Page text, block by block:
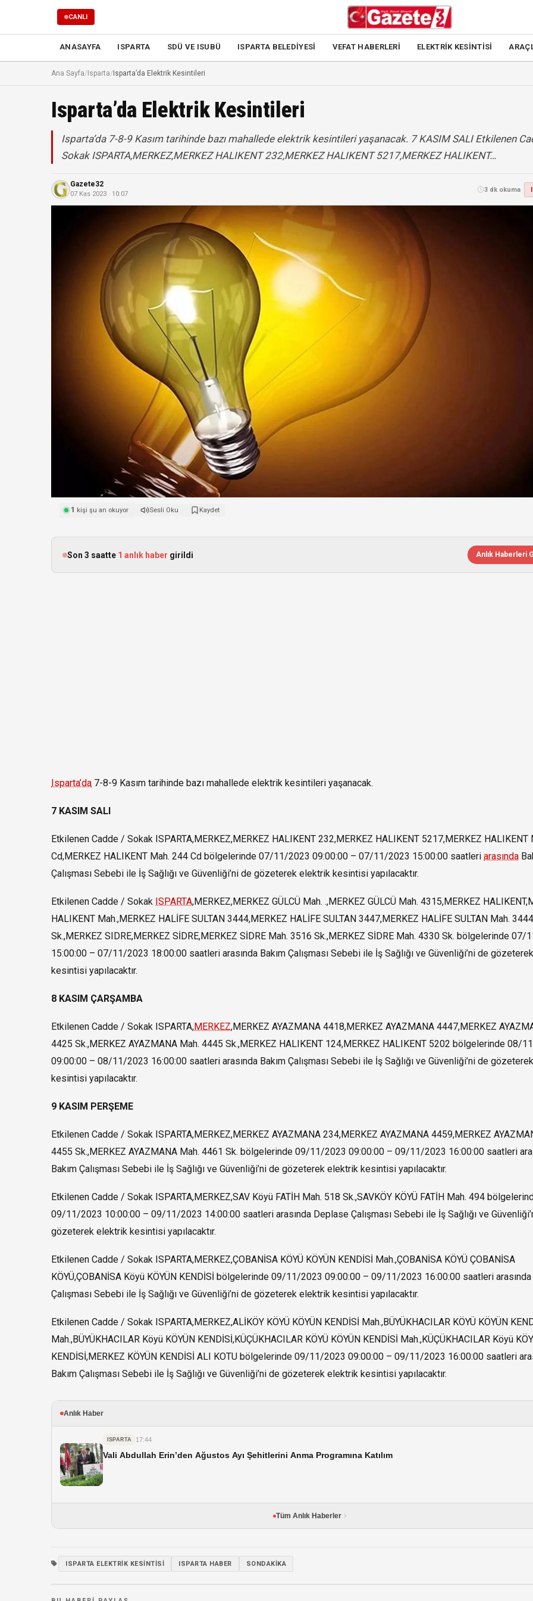
TVCANLI
ANASAYFA ISPARTA SDÜ VE ISUBÜ ISPARTA BELEDİYESİ VEFAT HABERLERİ ELEKTRİK KESİNTİSİ
Ana Sayfa/ Isparta/ Isparta’da Elektrik Kesintileri
Isparta’da Elektrik Kesintileri
Isparta’da 7-8-9 Kasım tarihinde bazı mahallede elektrik kesintileri yaşanacak. 7 KASIM SALI Etkilenen
Sokak ISPARTA,MERKEZ,MERKEZ HALIKENT 232,MERKEZ HALIKENT 5217,MERKEZ HALIKENT…
Gazete32
07 Kas 2023 · 10:07
3 dk okuma
1 kişi şu an okuyor Sesli Oku Kaydet
Son 3 saatte 1 anlık haber girildi Anlık Haberleri
Isparta’da 7-8-9 Kasım tarihinde bazı mahallede elektrik kesintileri yaşanacak.
7 KASIM SALI
Etkilenen Cadde / Sokak ISPARTA,MERKEZ,MERKEZ HALIKENT 232,MERKEZ HALIKENT 5217,MERKEZ HALIKENT
Cd,MERKEZ HALIKENT Mah. 244 Cd bölgelerinde 07/11/2023 09:00:00 – 07/11/2023 15:00:00 saatleri arasında
Çalışması Sebebi ile İş Sağlığı ve Güvenliği’ni de gözeterek elektrik kesintisi yapılacaktır.
Etkilenen Cadde / Sokak ISPARTA,MERKEZ,MERKEZ GÜLCÜ Mah. .,MERKEZ GÜLCÜ Mah. 4315,MERKEZ
HALIKENT Mah.,MERKEZ HALİFE SULTAN 3444,MERKEZ HALİFE SULTAN 3447,MERKEZ HALİFE SULTAN Mah. 3444
Sk.,MERKEZ SIDRE,MERKEZ SİDRE,MERKEZ SİDRE Mah. 3516 Sk.,MERKEZ SİDRE Mah. 4330 Sk. bölgelerinde 07/
15:00:00 – 07/11/2023 18:00:00 saatleri arasında Bakım Çalışması Sebebi ile İş Sağlığı ve Güvenliği’ni de
kesintisi yapılacaktır.
8 KASIM ÇARŞAMBA
Etkilenen Cadde / Sokak ISPARTA,MERKEZ,MERKEZ AYAZMANA 4418,MERKEZ AYAZMANA 4447,MERKEZ
4425 Sk.,MERKEZ AYAZMANA Mah. 4445 Sk.,MERKEZ HALIKENT 124,MERKEZ HALIKENT 5202 bölgelerinde 08/
09:00:00 – 08/11/2023 16:00:00 saatleri arasında Bakım Çalışması Sebebi ile İş Sağlığı ve Güvenliği’ni de
kesintisi yapılacaktır.
9 KASIM PERŞEME
Etkilenen Cadde / Sokak ISPARTA,MERKEZ,MERKEZ AYAZMANA 234,MERKEZ AYAZMANA 4459,MERKEZ
4455 Sk.,MERKEZ AYAZMANA Mah. 4461 Sk. bölgelerinde 09/11/2023 09:00:00 – 09/11/2023 16:00:00 saatleri
Bakım Çalışması Sebebi ile İş Sağlığı ve Güvenliği’ni de gözeterek elektrik kesintisi yapılacaktır.
Etkilenen Cadde / Sokak ISPARTA,MERKEZ,SAV Köyü FATİH Mah. 518 Sk.,SAVKÖY KÖYÜ FATİH Mah. 494
09/11/2023 10:00:00 – 09/11/2023 14:00:00 saatleri arasında Deplase Çalışması Sebebi ile İş Sağlığı ve
gözeterek elektrik kesintisi yapılacaktır.
Etkilenen Cadde / Sokak ISPARTA,MERKEZ,ÇOBANİSA KÖYÜ KÖYÜN KENDİSİ Mah.,ÇOBANİSA KÖYÜ ÇOBANİSA
KÖYÜ,ÇOBANİSA Köyü KÖYÜN KENDİSİ bölgelerinde 09/11/2023 09:00:00 – 09/11/2023 16:00:00 saatleri arasında
Çalışması Sebebi ile İş Sağlığı ve Güvenliği’ni de gözeterek elektrik kesintisi yapılacaktır.
Etkilenen Cadde / Sokak ISPARTA,MERKEZ,ALİKÖY KÖYÜ KÖYÜN KENDİSİ Mah.,BÜYÜKHACILAR KÖYÜ KÖYÜN
Mah.,BÜYÜKHACILAR Köyü KÖYÜN KENDİSİ,KÜÇÜKHACILAR KÖYÜ KÖYÜN KENDİSİ Mah.,KÜÇÜKHACILAR Köyü
KENDİSİ,MERKEZ KÖYÜN KENDİSİ ALI KOTU bölgelerinde 09/11/2023 09:00:00 – 09/11/2023 16:00:00 saatleri
Bakım Çalışması Sebebi ile İş Sağlığı ve Güvenliği’ni de gözeterek elektrik kesintisi yapılacaktır.
Anlık Haber
ISPARTA 17:44
Vali Abdullah Erin’den Ağustos Ayı Şehitlerini Anma Programına Katılım
Tüm Anlık Haberler
ISPARTA ELEKTRIK KESINTISI ISPARTA HABER SONDAKIKA